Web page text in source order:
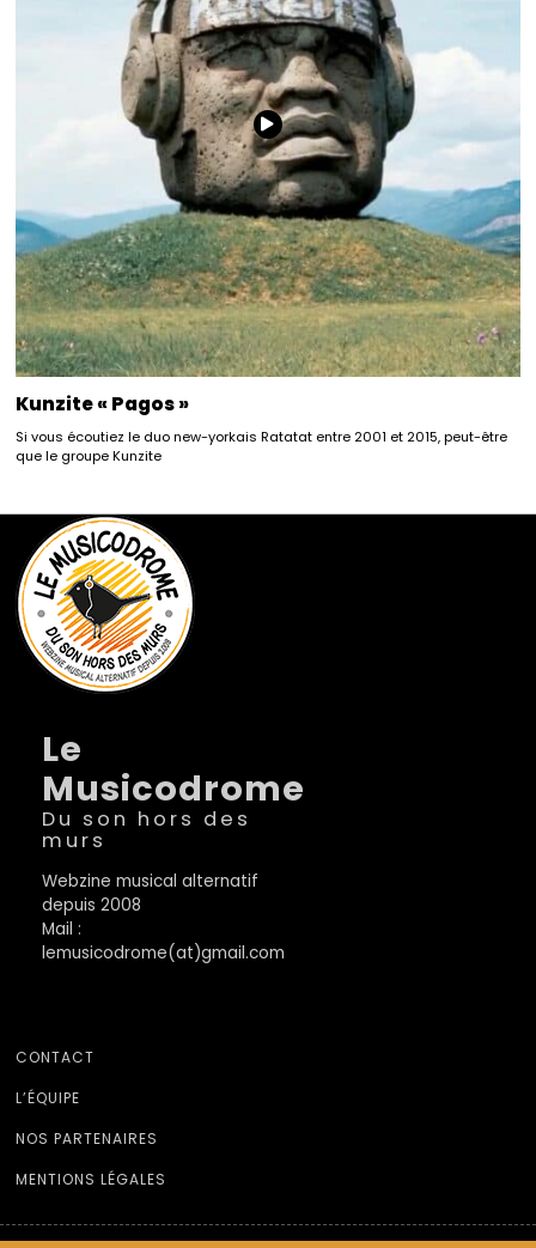
Kunzite « Pagos »
Si vous écoutiez le duo new-yorkais Ratatat entre 2001 et 2015, peut-être
que le groupe Kunzite
Le
Musicodrome
Du son hors des
murs
Webzine musical alternatif
depuis 2008
Mail :
lemusicodrome(at)gmail.com
CONTACT
L’ÉQUIPE
NOS PARTENAIRES
MENTIONS LÉGALES